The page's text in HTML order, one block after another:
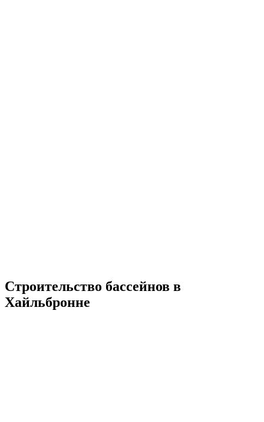
Строительство бассейнов в
Хайльбронне